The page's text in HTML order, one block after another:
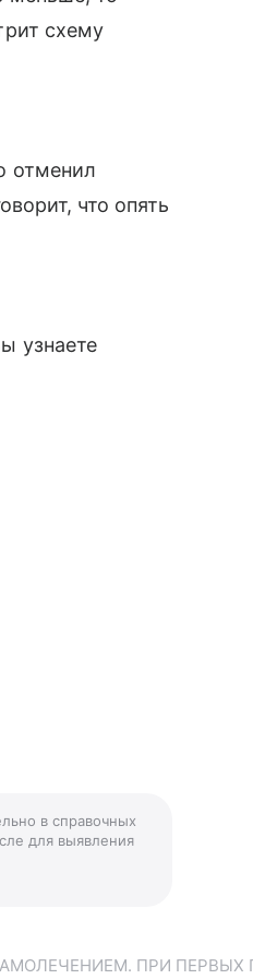
схему
отменил
что опять
узнаете
в справочных
для выявления
ПРИ ПЕРВЫХ